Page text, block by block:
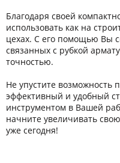
Благодаря своей
использовать как на
цехах. С его помощью Вы
связанных с рубкой
точностью.
Не упустите возможность
эффективный и удобный
инструментом в Вашей
начните увеличивать
уже сегодня!